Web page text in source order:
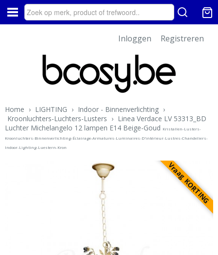
Inloggen Registreren
Home › LIGHTING › Indoor - Binnenverlichting ›
Kroonluchters-Luchters-Lusters › Linea Verdace LV 53313_BD
Luchter Michelangelo 12 lampen E14 Beige-Goud Kristallen-Lusters-
Kroonluchters-Binnenverlichting-Éclairage-Armatures-Luminaires-D'intérieur-Lustres-Chandeliers-
Indoor-Lighting-Luestern-Kron
Vraag KORTING